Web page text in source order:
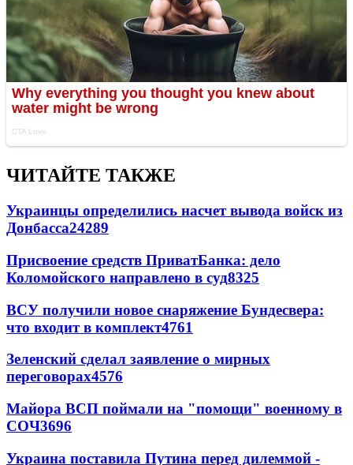
ЧИТАЙТЕ ТАКЖЕ
Украинцы определились насчет вывода войск из
Донбасса24289
Присвоение средств ПриватБанка: дело
Коломойского направлено в суд8325
ВСУ получили новое снаряжение Бундесвера:
что входит в комплект4761
Зеленский сделал заявление о мирных
переговорах4576
Майора ВСП поймали на "помощи" военному в
СОЧ3696
Украина поставила Путина перед дилеммой -